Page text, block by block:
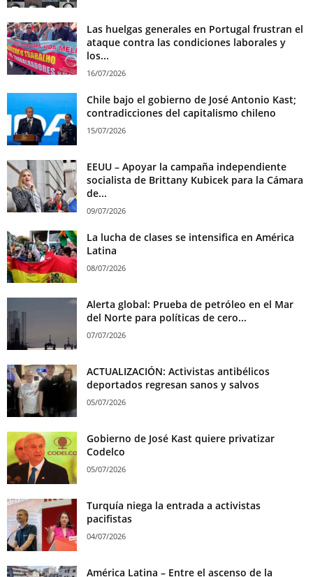
Las huelgas generales en Portugal frustran el
ataque contra las condiciones laborales y
los...
16/07/2026
Chile bajo el gobierno de José Antonio Kast;
contradicciones del capitalismo chileno
15/07/2026
EEUU – Apoyar la campaña independiente
socialista de Brittany Kubicek para la Cámara
de...
09/07/2026
La lucha de clases se intensifica en América
Latina
08/07/2026
Alerta global: Prueba de petróleo en el Mar
del Norte para políticas de cero...
07/07/2026
ACTUALIZACIÓN: Activistas antibélicos
deportados regresan sanos y salvos
05/07/2026
Gobierno de José Kast quiere privatizar
Codelco
05/07/2026
Turquía niega la entrada a activistas
pacifistas
04/07/2026
América Latina – Entre el ascenso de la